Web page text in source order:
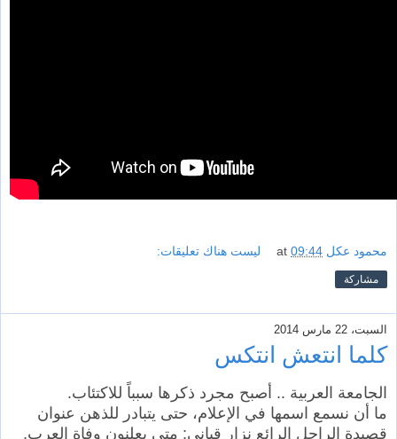
محمود عكل at 09:44 ليست هناك تعليقات:
مشاركة
السبت، 22 مارس 2014
كلما انتعش انتكس
الجامعة العربية .. أصبح مجرد ذكرها سبباً للاكتئاب.
ما أن نسمع اسمها في الإعلام، حتى يتبادر للذهن عنوان
قصيدة الراحل الرائع نزار قباني: متى يعلنون وفاة العرب.